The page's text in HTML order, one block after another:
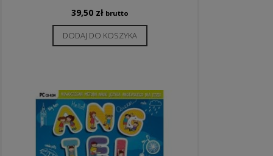
39,50 zł brutto
DODAJ DO KOSZYKA